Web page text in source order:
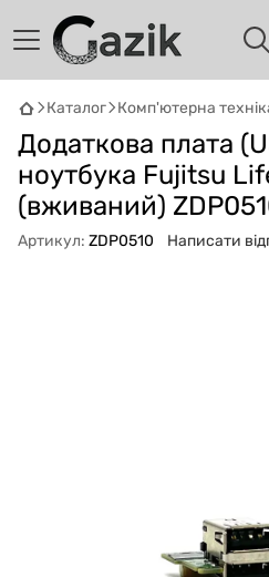
Каталог Комп'ютерна
Додаткова плата
ноутбука Fujitsu
(вживаний)
Артикул: ZDP0510 Написати
GAZIKAI
Онлайн · пошук техніки
Привіт! 👋 Я Gazik AI —
підібрати вживану
Що шукаєш?